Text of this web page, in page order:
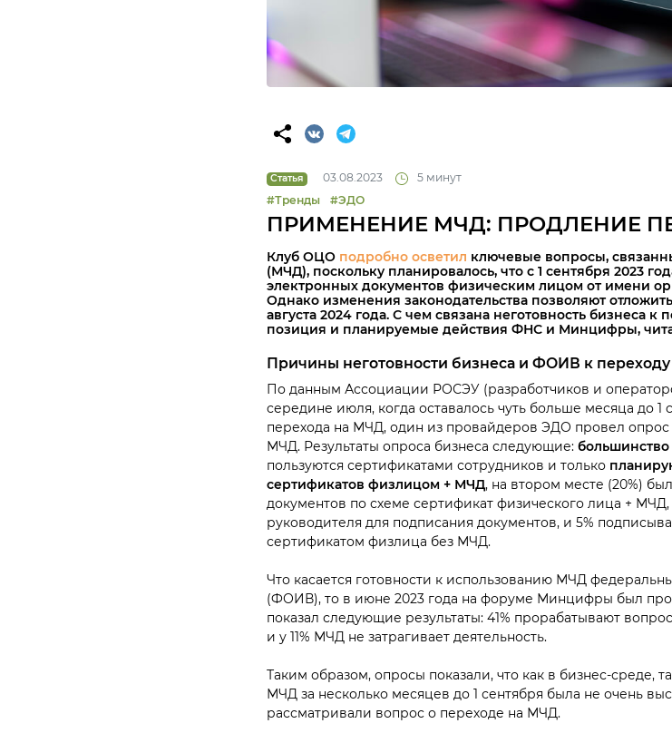
Статья 03.08.2023
5 минут
#Тренды
#ЭДО
ПРИМЕНЕНИЕ МЧД: ПРОДЛЕНИЕ
Клуб ОЦО подробно осветил ключевые вопросы,
(МЧД), поскольку планировалось, что с 1 сентября 2023
электронных документов физическим лицом от имени
Однако изменения законодательства позволяют
августа 2024 года. С чем связана неготовность бизнеса
позиция и планируемые действия ФНС и Минцифры,
Причины неготовности бизнеса и ФОИВ к
По данным Ассоциации РОСЭУ (разработчиков и
середине июля, когда оставалось чуть больше месяца до 1
перехода на МЧД, один из провайдеров ЭДО провел опрос
МЧД. Результаты опроса бизнеса следующие:
пользуются сертификатами сотрудников и только
сертификатов физлицом + МЧД, на втором месте (20%)
документов по схеме сертификат физического лица +
руководителя для подписания документов, и 5%
сертификатом физлица без МЧД.
Что касается готовности к использованию МЧД
(ФОИВ), то в июне 2023 года на форуме Минцифры был
показал следующие результаты: 41% прорабатывают
и у 11% МЧД не затрагивает деятельность.
Таким образом, опросы показали, что как в бизнес-среде,
МЧД за несколько месяцев до 1 сентября была не очень
рассматривали вопрос о переходе на МЧД.